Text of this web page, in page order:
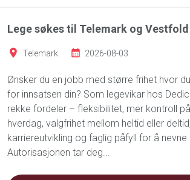
Lege søkes til Telemark og Vestfold
Telemark 2026-08-03
Ønsker du en jobb med større frihet hvor
for innsatsen din? Som legevikar hos
rekke fordeler – fleksibilitet, mer kontroll
hverdag, valgfrihet mellom heltid eller deltid,
karriereutvikling og faglig påfyll for å nevne
Autorisasjonen tar deg...